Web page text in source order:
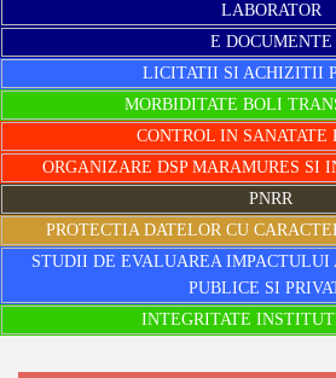
LABORATOR
E DOCUMENTE
LICITATII SI ACHIZITII
MORBIDITATE BOLI
CONTROL IN SANATATE
ORGANIZARE DSP MARAMURES SI
PNRR
PROTECTIA DATELOR CU
STUDII DE EVALUAREA IMPACTULUI
PUBLICE SI
INTEGRITATE